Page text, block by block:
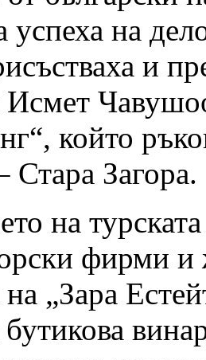
успеха на
и
който
Загора.
на
фирми
„Зара